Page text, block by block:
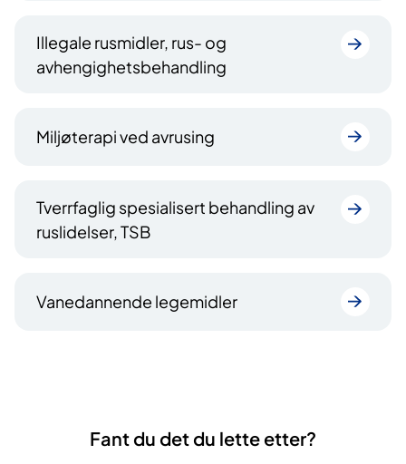
Illegale rusmidler, rus- og
avhengighetsbehandling
Miljøterapi ved avrusing
Tverrfaglig spesialisert behandling av
ruslidelser, TSB
Vanedannende legemidler
Fant du det du lette etter?